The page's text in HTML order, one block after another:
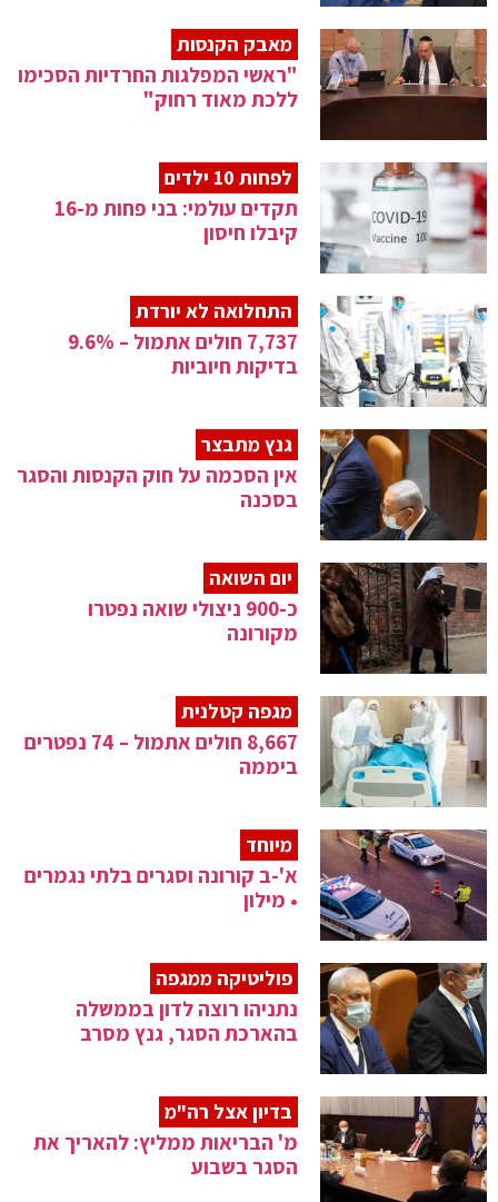
מאבק הקנסות
"ראשי המפלגות החרדיות הסכימו
ללכת מאוד רחוק"
לפחות 10 ילדים
תקדים עולמי: בני פחות מ-16
קיבלו חיסון
התחלואה לא יורדת
7,737 חולים אתמול – 9.6%
בדיקות חיוביות
גנץ מתבצר
אין הסכמה על חוק הקנסות והסגר
בסכנה
יום השואה
כ-900 ניצולי שואה נפטרו
מקורונה
מגפה קטלנית
8,667 חולים אתמול – 74 נפטרים
ביממה
מיוחד
א'-ב קורונה וסגרים בלתי נגמרים
• מילון
פוליטיקה ממגפה
נתניהו רוצה לדון בממשלה
בהארכת הסגר, גנץ מסרב
בדיון אצל רה"מ
מ' הבריאות ממליץ: להאריך את
הסגר בשבוע